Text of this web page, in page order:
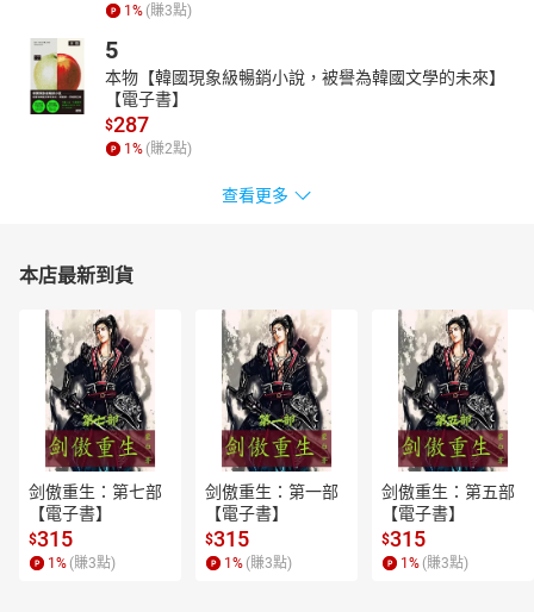
1% (賺3點)
5
本物【韓國現象級暢銷小說，被譽為韓國文學的未來】
【電子書】
$287
1% (賺2點)
查看更多
本店最新到貨
剑傲重生：第七部
【電子書】
$315
1 % (賺3點)
剑傲重生：第一部
【電子書】
$315
1 % (賺3點)
剑傲重生：第五部
【電子書】
$315
1 % (賺3點)